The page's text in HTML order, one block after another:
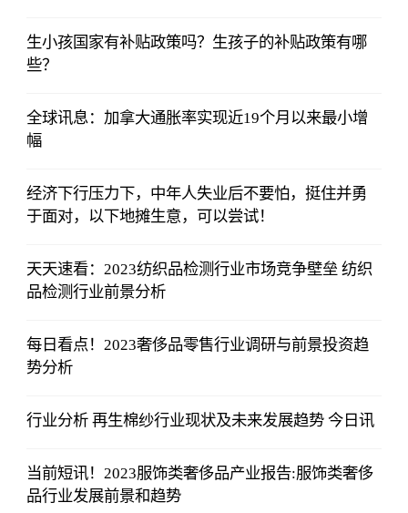
生小孩国家有补贴政策吗？生孩子的补贴政策有哪
些？
全球讯息：加拿大通胀率实现近19个月以来最小增
幅
经济下行压力下，中年人失业后不要怕，挺住并勇
于面对，以下地摊生意，可以尝试！
天天速看：2023纺织品检测行业市场竞争壁垒 纺织
品检测行业前景分析
每日看点！2023奢侈品零售行业调研与前景投资趋
势分析
行业分析 再生棉纱行业现状及未来发展趋势 今日讯
当前短讯！2023服饰类奢侈品产业报告:服饰类奢侈
品行业发展前景和趋势